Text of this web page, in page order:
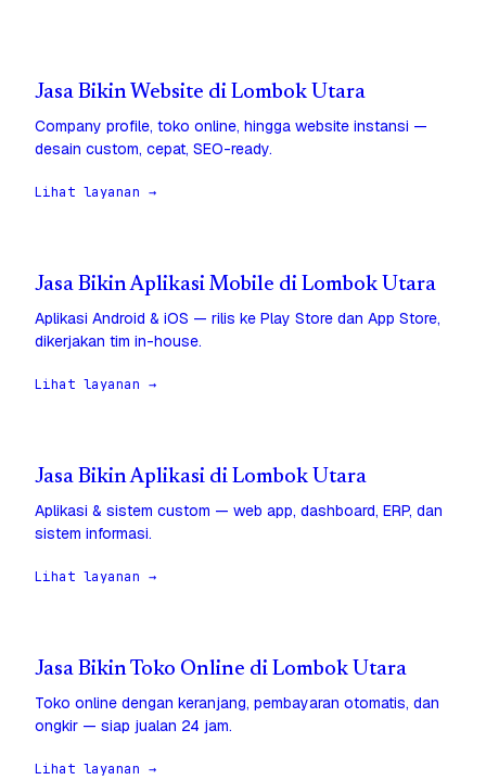
Jasa Bikin Website di Lombok Utara
Company profile, toko online, hingga website instansi —
desain custom, cepat, SEO-ready.
Lihat layanan →
Jasa Bikin Aplikasi Mobile di Lombok Utara
Aplikasi Android & iOS — rilis ke Play Store dan App Store,
dikerjakan tim in-house.
Lihat layanan →
Jasa Bikin Aplikasi di Lombok Utara
Aplikasi & sistem custom — web app, dashboard, ERP, dan
sistem informasi.
Lihat layanan →
Jasa Bikin Toko Online di Lombok Utara
Toko online dengan keranjang, pembayaran otomatis, dan
ongkir — siap jualan 24 jam.
Lihat layanan →